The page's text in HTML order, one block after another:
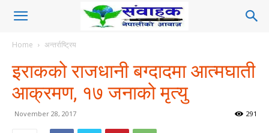
Home अन्तर्राष्ट्रिय
इराकको राजधानी बग्दादमा आत्मघाती
आक्रमण, १७ जनाको मृत्यु
November 28, 2017 291